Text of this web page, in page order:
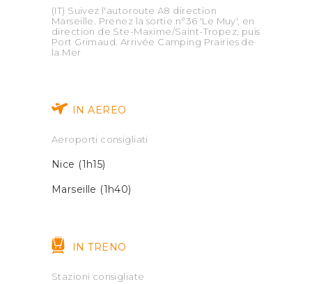
(IT) Suivez l'autoroute A8 direction
Marseille. Prenez la sortie n°36 'Le Muy', en
direction de Ste-Maxime/Saint-Tropez, puis
Port Grimaud. Arrivée Camping Prairies de
la Mer
IN AEREO
Aeroporti consigliati
Nice (1h15)
Marseille (1h40)
IN TRENO
Stazioni consigliate